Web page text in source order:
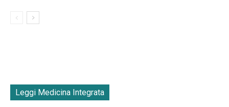
Leggi Medicina Integrata